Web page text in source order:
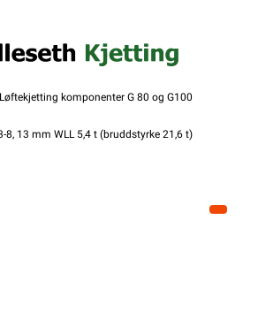
Løftekjetting komponenter G 80 og G100
8, 13 mm WLL 5,4 t (bruddstyrke 21,6 t)